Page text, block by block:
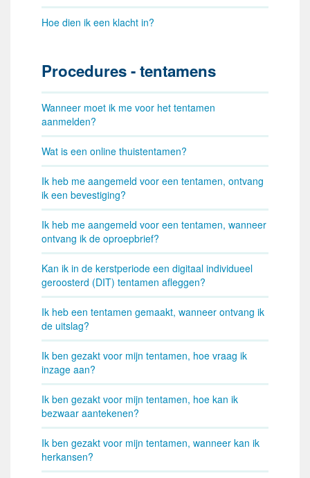
Hoe dien ik een klacht in?
Procedures - tentamens
Wanneer moet ik me voor het tentamen
aanmelden?
Wat is een online thuistentamen?
Ik heb me aangemeld voor een tentamen, ontvang
ik een bevestiging?
Ik heb me aangemeld voor een tentamen, wanneer
ontvang ik de oproepbrief?
Kan ik in de kerstperiode een digitaal individueel
geroosterd (DIT) tentamen afleggen?
Ik heb een tentamen gemaakt, wanneer ontvang ik
de uitslag?
Ik ben gezakt voor mijn tentamen, hoe vraag ik
inzage aan?
Ik ben gezakt voor mijn tentamen, hoe kan ik
bezwaar aantekenen?
Ik ben gezakt voor mijn tentamen, wanneer kan ik
herkansen?